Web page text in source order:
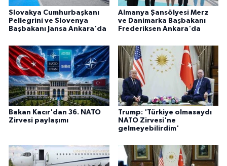
Slovakya Cumhurbaşkanı
Pellegrini ve Slovenya
Başbakanı Jansa Ankara'da
Almanya Şansölyesi Merz
ve Danimarka Başbakanı
Frederiksen Ankara'da
Bakan Kacır'dan 36. NATO
Zirvesi paylaşımı
Trump: 'Türkiye olmasaydı
NATO Zirvesi'ne
gelmeyebilirdim'